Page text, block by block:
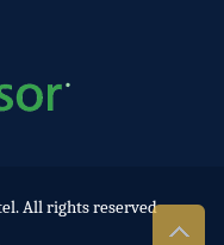
All rights reserved